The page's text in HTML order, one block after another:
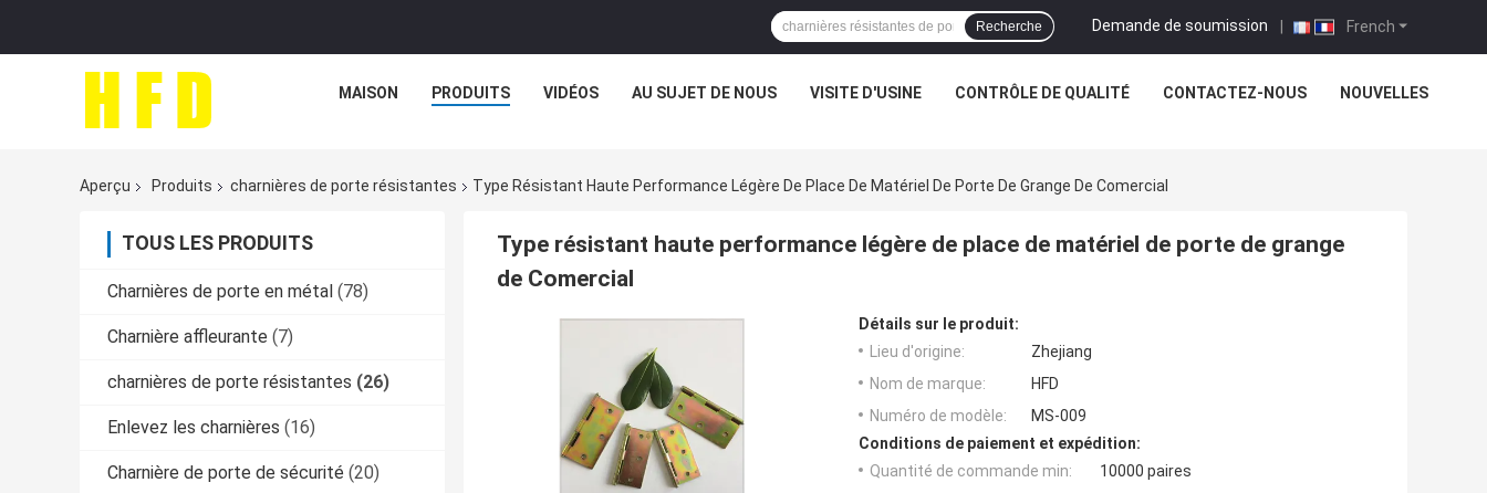
French
Demande de soumission |
Recherche
MAISON PRODUITS VIDÉOS AU SUJET DE NOUS VISITE D'USINE CONTRÔLE DE QUALITÉ CONTACTEZ-NOUS NOUVELLES
Aperçu Produits charnières de porte résistantes Type Résistant Haute Performance Légère De Place De Matériel De Porte De Grange De Comercial
TOUS LES PRODUITS
Charnières de porte en métal (78)
Charnière affleurante (7)
charnières de porte résistantes (26)
Enlevez les charnières (16)
Charnière de porte de sécurité (20)
Type résistant haute performance légère de place de matériel de porte de grange
de Comercial
Détails sur le produit:
Lieu d'origine:
Zhejiang
Nom de marque:
HFD
Numéro de modèle:
MS-009
Conditions de paiement et expédition:
Quantité de commande min:
10000 paires